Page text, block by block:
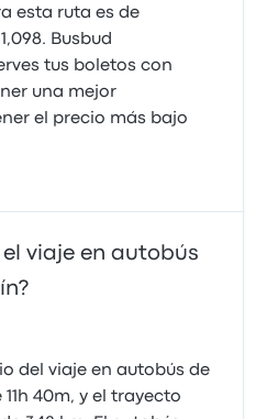
esta ruta es de
Busbud
tus boletos con
una mejor
el precio más bajo
viaje en autobús
del viaje en autobús de
40m, y el trayecto